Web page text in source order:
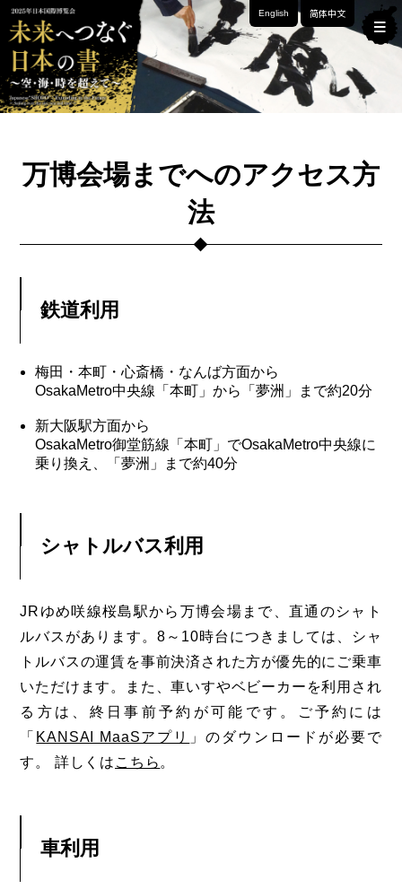
English 简体中文
万博会場までへのアクセス方
法
鉄道利用
梅田・本町・心斎橋・なんば方面から
OsakaMetro中央線「本町」から「夢洲」まで約20分
新大阪駅方面から
OsakaMetro御堂筋線「本町」でOsakaMetro中央線に
乗り換え、「夢洲」まで約40分
シャトルバス利用
JRゆめ咲線桜島駅から万博会場まで、直通のシャト
ルバスがあります。8～10時台につきましては、シャ
トルバスの運賃を事前決済された方が優先的にご乗車
いただけます。また、車いすやベビーカーを利用され
る方は、終日事前予約が可能です。ご予約には
「 KANSAI MaaSアプリ
」のダウンロードが必要で
す。 詳しくは こちら 。
車利用
HOME
プレイベント
アクセス
サイトポリシー
サイトポリシー / Site Policy
日本の書 ～空･海･時を超えて～」公式サイト（以下
「本サイト」とします）です。本サイトの閲覧・利用
された場合は、以下の内容についてに同意の上、ご利
用して頂くものとします。
著作権
禁止いたします。
アクセスデータ
本サイトでは、Googleによるアクセス解析ツール「
Analytics」を利用しています。このGoogle Analyticsはトラフィック
ータは匿名で収集されており、個人を特定するものではありません。こ
の機能はCookieを無効にすることで収集を拒否することが出来ますの
で、お使いのブラウザの設定をご確認ください。この規約に関しては